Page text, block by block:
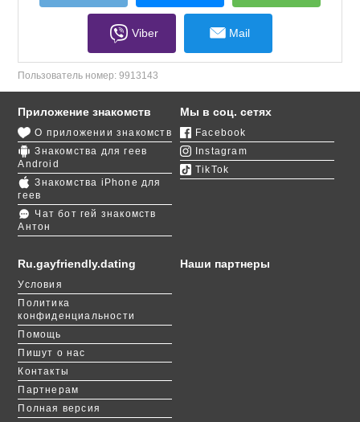
Viber Mail
Пользователь номер:9913143
Ru.gayfriendly.dating
Условия
Политика
конфиденциальности
Помощь
Пишут о нас
Контакты
Партнерам
Полная версия
Приложение знакомств
О приложении знакомств
Знакомства для геев
Android
Знакомства iPhone для
геев
Чат бот гей знакомств
Антон
Мы в соц. сетях
Facebook
Instagram
TikTok
Наши партнеры